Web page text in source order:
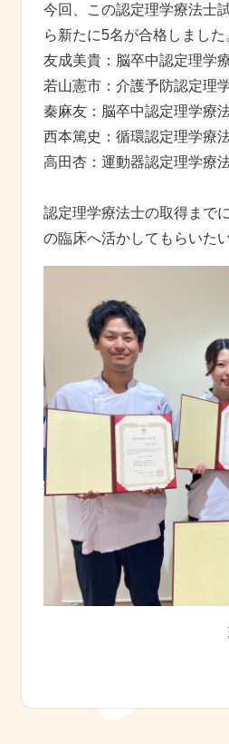
今回、この認定理学療法士
ら新たに5名が合格しました
友成美貴：脳卒中認定理学
若山憲市：介護予防認定理
秦麻友：脳卒中認定理学療
西本篤史：循環認定理学療
高田杏：運動器認定理学療
認定理学療法士の取得まで
の臨床へ活かしてもらいた